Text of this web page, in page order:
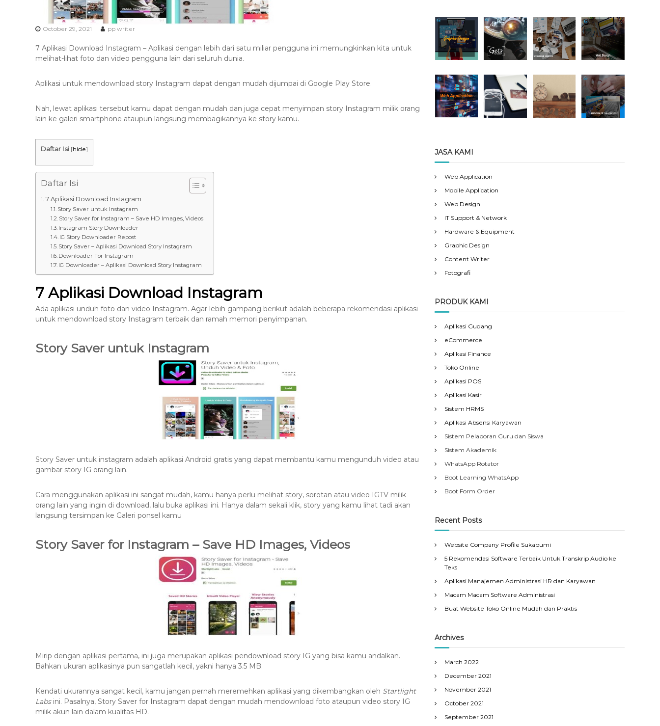
k
a
T
e
b
i
k
0
-
7
9
-
4
6
4
6
October 29, 2021 pp writer
7 Aplikasi Download Instagram – Aplikasi dengan lebih dari satu miliar pengguna ini memungkinkan kita untuk
melihat-lihat foto dan video pengguna lain dari seluruh dunia.
Aplikasi untuk mendownload story Instagram dapat dengan mudah dijumpai di Google Play Store.
Nah, lewat aplikasi tersebut kamu dapat dengan mudah dan juga cepat menyimpan story Instagram milik orang
lain ke galeri smartphone ataupun langsung membagikannya ke story kamu.
Daftar Isi [hide]
Daftar Isi
7 Aplikasi Download Instagram
Story Saver untuk Instagram
Story Saver for Instagram – Save HD Images, Videos
Instagram Story Downloader
IG Story Downloader Repost
Story Saver – Aplikasi Download Story Instagram
Downloader For Instagram
IG Downloader – Aplikasi Download Story Instagram
7 Aplikasi Download Instagram
Ada aplikasi unduh foto dan video Instagram. Agar lebih gampang berikut adalah beberapa rekomendasi aplikasi
untuk mendownload story Instagram terbaik dan ramah memori penyimpanan.
Story Saver untuk Instagram
Story Saver untuk instagram adalah aplikasi Android gratis yang dapat membantu kamu mengunduh video atau
gambar story IG orang lain.
Cara menggunakan aplikasi ini sangat mudah, kamu hanya perlu melihat story, sorotan atau video IGTV milik
orang lain yang ingin di download, lalu buka aplikasi ini. Hanya dalam sekali klik, story yang kamu lihat tadi akan
langsung tersimpan ke Galeri ponsel kamu
Story Saver for Instagram – Save HD Images, Videos
Mirip dengan aplikasi pertama, ini juga merupakan aplikasi pendownload story IG yang bisa kamu andalkan.
Bahkan ukuran aplikasinya pun sangatlah kecil, yakni hanya 3.5 MB.
Kendati ukurannya sangat kecil, kamu jangan pernah meremehkan aplikasi yang dikembangkan oleh Startlight
Labsini. Pasalnya, Story Saver for Instagram dapat dengan mudah mendownload foto ataupun video story IG
milik akun lain dalam kualitas HD.
JASA KAMI
Web Application
Mobile Application
Web Design
IT Support & Network
Hardware & Equipment
Graphic Design
Content Writer
Fotografi
PRODUK KAMI
Aplikasi Gudang
eCommerce
Aplikasi Finance
Toko Online
Aplikasi POS
Aplikasi Kasir
Sistem HRMS
Aplikasi Absensi Karyawan
Sistem Pelaporan Guru dan Siswa
Sistem Akademik
WhatsApp Rotator
Boot Learning WhatsApp
Boot Form Order
Recent Posts
Website Company Profile Sukabumi
5 Rekomendasi Software Terbaik Untuk Transkrip Audio ke
Teks
Aplikasi Manajemen Administrasi HR dan Karyawan
Macam Macam Software Administrasi
Buat Website Toko Online Mudah dan Praktis
Archives
March 2022
December 2021
November 2021
October 2021
September 2021